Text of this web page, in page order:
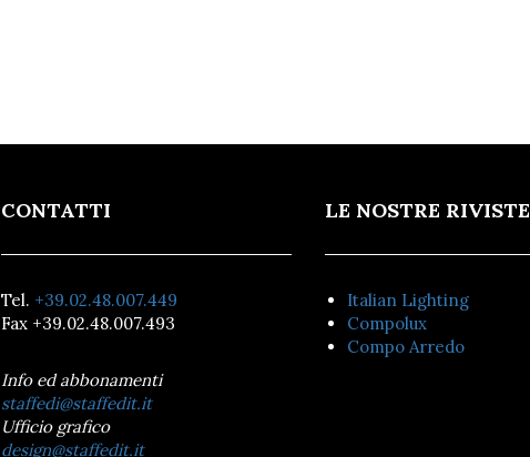
CONTATTI
Tel. +39.02.48.007.449
Fax +39.02.48.007.493
Info ed abbonamenti
staffedi@staffedit.it
Ufficio grafico
design@staffedit.it
LE NOSTRE RIVISTE
Italian Lighting
Compolux
Compo Arredo